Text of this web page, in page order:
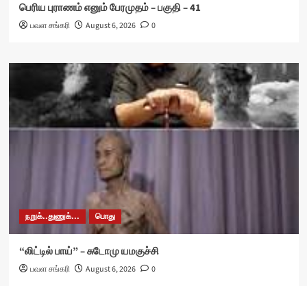
பெரிய புராணம் எனும் பேரமுதம் – பகுதி – 41
பவள சங்கரி August 6, 2026 0
நறுக்..துணுக்... பொது
“லிட்டில் பாய்” – சுடோமு யமகுச்சி
பவள சங்கரி August 6, 2026 0